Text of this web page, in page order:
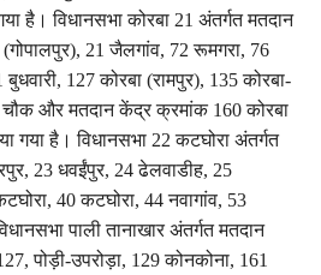
है। विधानसभा कोरबा 21 अंतर्गत मतदान
21 जैलगांव, 72 रूमगरा, 76
बुधवारी, 127 कोरबा (रामपुर), 135 कोरबा-
चौक और मतदान केंद्र क्रमांक 160 कोरबा
गया है। विधानसभा 22 कटघोरा अंतर्गत
23 धवईंपुर, 24 ढेलवाडीह, 25
40 कटघोरा, 44 नवागांव, 53
पाली तानाखार अंतर्गत मतदान
पोड़ी-उपरोड़ा, 129 कोनकोना, 161